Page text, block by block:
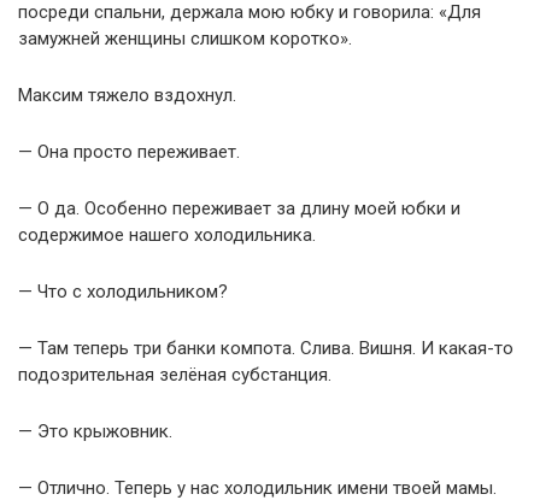
посреди спальни, держала мою юбку и говорила: «Для
замужней женщины слишком коротко».
Максим тяжело вздохнул.
— Она просто переживает.
— О да. Особенно переживает за длину моей юбки и
содержимое нашего холодильника.
— Что с холодильником?
— Там теперь три банки компота. Слива. Вишня. И какая-то
подозрительная зелёная субстанция.
— Это крыжовник.
— Отлично. Теперь у нас холодильник имени твоей мамы.